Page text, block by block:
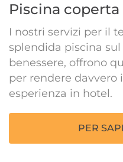
Piscina coperta
I nostri servizi per il
splendida piscina
benessere, offrono
per rendere davvero
esperienza in hotel.
PER